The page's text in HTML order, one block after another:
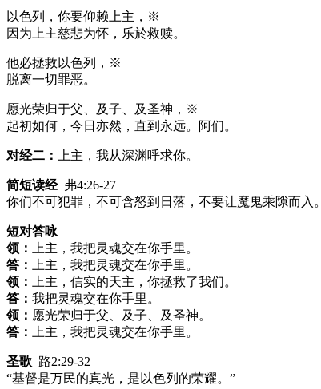
以色列，你要仰赖上主，※
因为上主慈悲为怀，乐於救赎。
他必拯救以色列，※
脱离一切罪恶。
愿光荣归于父、及子、及圣神，※
起初如何，今日亦然，直到永远。阿们。
对经二： 上主，我从深渊呼求你。
简短读经弗4:26-27
你们不可犯罪，不可含怒到日落，不要让魔鬼乘隙而入。
短对答咏
领：
上主，我把灵魂交在你手里。
答：
上主，我把灵魂交在你手里。
领：
上主，信实的天主，你拯救了我们。
答： 我把灵魂交在你手里。
领： 愿光荣归于父、及子、及圣神。
答：
上主，我把灵魂交在你手里。
圣歌 路2:29-32
“基督是万民的真光，是以色列的荣耀。”